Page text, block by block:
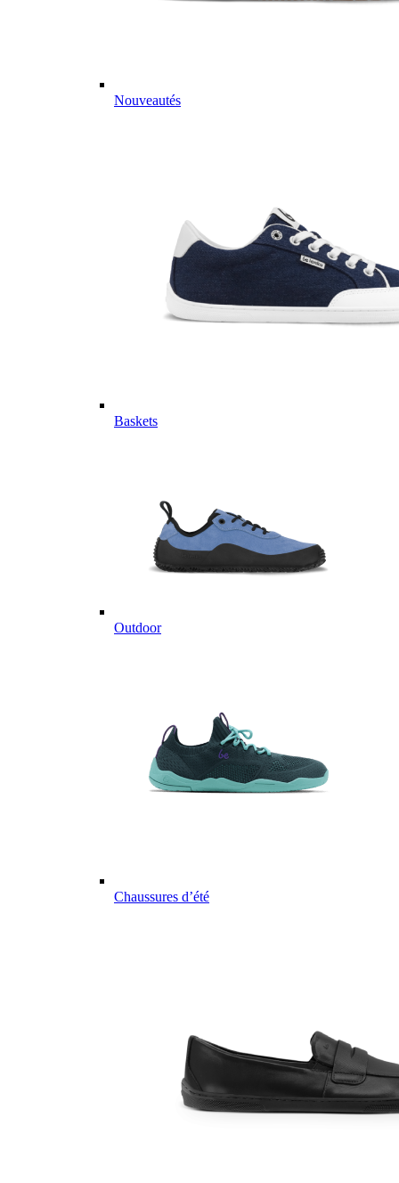
Nouveautés
Baskets
Outdoor
Chaussures d’été